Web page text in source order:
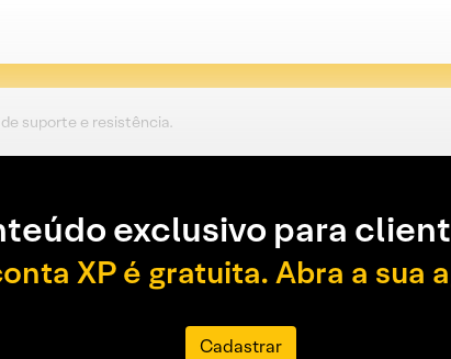
suporte e resistência.
exclusivo para
XP é gratuita. Abra a sua
Cadastrar